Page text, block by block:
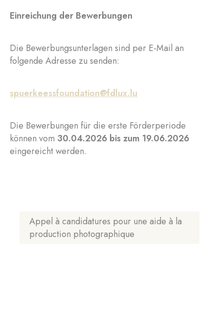
Einreichung der Bewerbungen
Die Bewerbungsunterlagen sind per E-Mail an
folgende Adresse zu senden:
spuerkeessfoundation@fdlux.lu
Die Bewerbungen für die erste Förderperiode
können vom 30.04.2026 bis zum 19.06.2026
eingereicht werden.
Appel à candidatures pour une aide à la
production photographique